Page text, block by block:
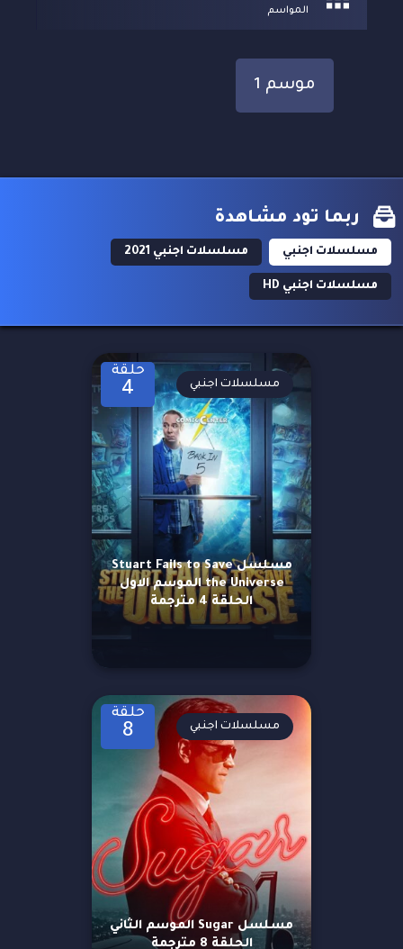
المواسم
موسم 1
ربما تود مشاهدة
مسلسلات اجنبي مسلسلات اجنبي 2021
مسلسلات اجنبي HD
حلقة
4
مسلسل Stuart Fails to Save
the Universe الموسم الاول
الحلقة 4 مترجمة
مسلسلات اجنبي
حلقة
8
مسلسل Sugar الموسم الثاني
الحلقة 8 مترجمة
مسلسلات اجنبي